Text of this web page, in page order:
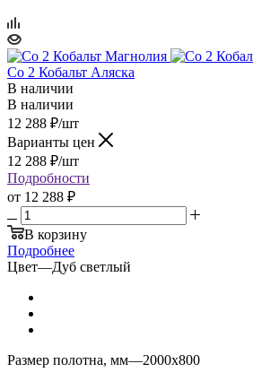
Co 2 Кобальт Аляска
В наличии
В наличии
12 288 ₽/шт
Варианты цен
12 288 ₽/шт
Подробности
от 12 288 ₽
В корзину
Подробнее
Цвет—Дуб светлый
Размер полотна, мм—2000x800